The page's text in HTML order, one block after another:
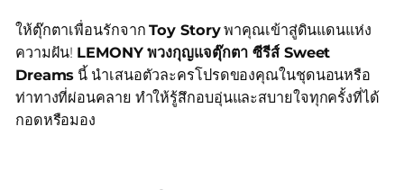
ให้ตุ๊กตาเพื่อนรักจากToy Storyพาคุณเข้าสู่ดินแดนแห่ง
ความฝัน! LEMONY พวงกุญแจตุ๊กตา ซีรีส์ Sweet
Dreams นี้ นำเสนอตัวละครโปรดของคุณในชุดนอนหรือ
ท่าทางที่ผ่อนคลาย ทำให้รู้สึกอบอุ่นและสบายใจทุกครั้งที่ได้
กอดหรือมอง